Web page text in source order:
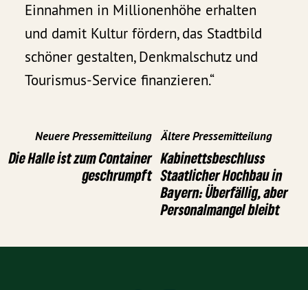
Einnahmen in Millionenhöhe erhalten
und damit Kultur fördern, das Stadtbild
schöner gestalten, Denkmalschutz und
Tourismus-Service finanzieren.“
Neuere Pressemitteilung
Die Halle ist zum Container
geschrumpft
Ältere Pressemitteilung
Kabinettsbeschluss
Staatlicher Hochbau in
Bayern: Überfällig, aber
Personalmangel bleibt